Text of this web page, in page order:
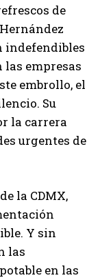
de
indefendibles
las empresas
embrollo, el
Su
la carrera
urgentes de
la CDMX,
Y sin
las
en las